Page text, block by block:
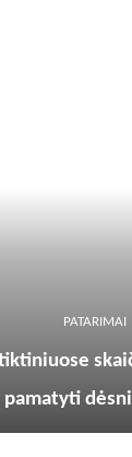
PATARIMAI
pamatyti